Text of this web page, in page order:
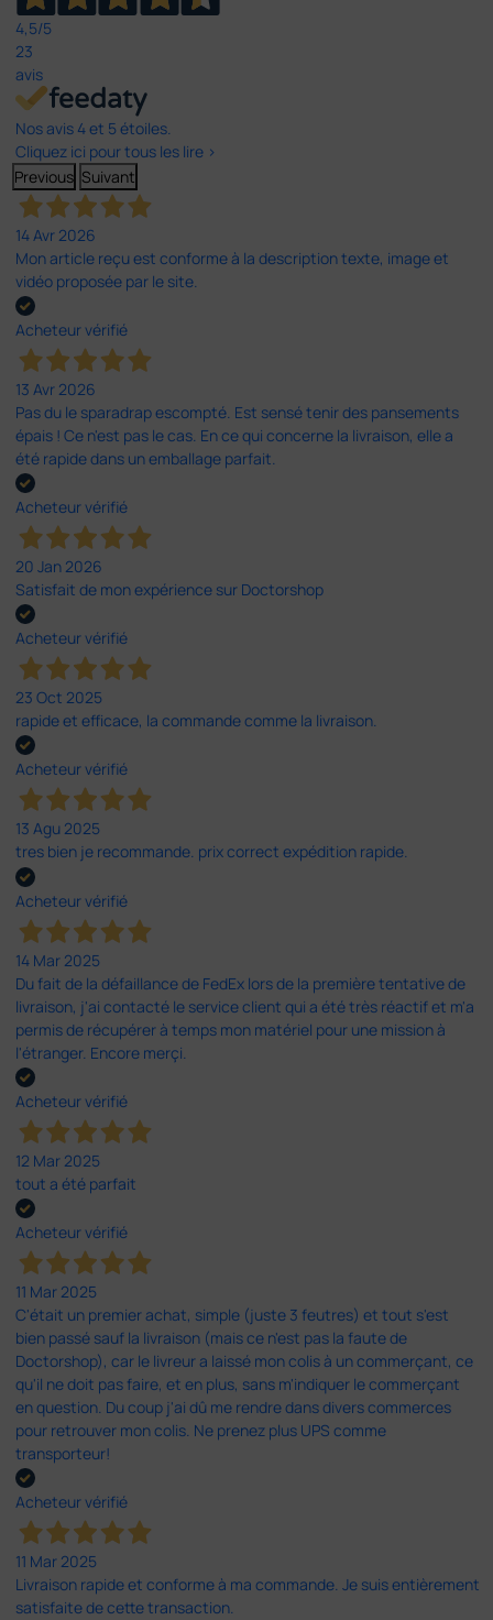
4,5/5
23
avis
Nos avis 4 et 5 étoiles.
Cliquez ici pour tous les lire >
Previous Suivant
14 Avr 2026
Mon article reçu est conforme à la description texte, image et
vidéo proposée par le site.
Acheteur vérifié
13 Avr 2026
Pas du le sparadrap escompté. Est sensé tenir des pansements
épais ! Ce n'est pas le cas. En ce qui concerne la livraison, elle a
été rapide dans un emballage parfait.
Acheteur vérifié
20 Jan 2026
Satisfait de mon expérience sur Doctorshop
Acheteur vérifié
23 Oct 2025
rapide et efficace, la commande comme la livraison.
Acheteur vérifié
13 Agu 2025
tres bien je recommande. prix correct expédition rapide.
Acheteur vérifié
14 Mar 2025
Du fait de la défaillance de FedEx lors de la première tentative de
livraison, j'ai contacté le service client qui a été très réactif et m'a
permis de récupérer à temps mon matériel pour une mission à
l'étranger. Encore merçi.
Acheteur vérifié
12 Mar 2025
tout a été parfait
Acheteur vérifié
11 Mar 2025
C'était un premier achat, simple (juste 3 feutres) et tout s'est
bien passé sauf la livraison (mais ce n'est pas la faute de
Doctorshop), car le livreur a laissé mon colis à un commerçant, ce
qu'il ne doit pas faire, et en plus, sans m'indiquer le commerçant
en question. Du coup j'ai dû me rendre dans divers commerces
pour retrouver mon colis. Ne prenez plus UPS comme
transporteur!
Acheteur vérifié
11 Mar 2025
Livraison rapide et conforme à ma commande. Je suis entièrement
satisfaite de cette transaction.